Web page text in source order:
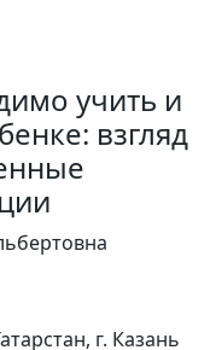
учить и
взгляд
г. Казань